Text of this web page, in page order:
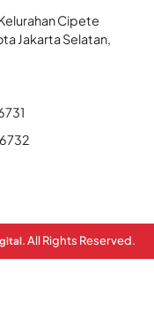
Cipete
Jakarta Selatan,
. All Rights Reserved.